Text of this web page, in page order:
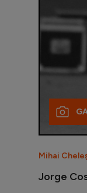
Mihai
Jorge